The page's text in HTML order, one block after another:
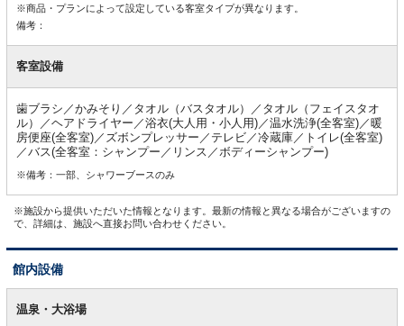
※商品・プランによって設定している客室タイプが異なります。
備考：
客室設備
歯ブラシ／かみそり／タオル（バスタオル）／タオル（フェイスタオ
ル）／ヘアドライヤー／浴衣(大人用・小人用)／温水洗浄(全客室)／暖
房便座(全客室)／ズボンプレッサー／テレビ／冷蔵庫／トイレ(全客室)
／バス(全客室：シャンプー／リンス／ボディーシャンプー)
※備考：一部、シャワーブースのみ
※施設から提供いただいた情報となります。最新の情報と異なる場合がございますの
で、詳細は、施設へ直接お問い合わせください。
館内設備
内温泉・大浴場